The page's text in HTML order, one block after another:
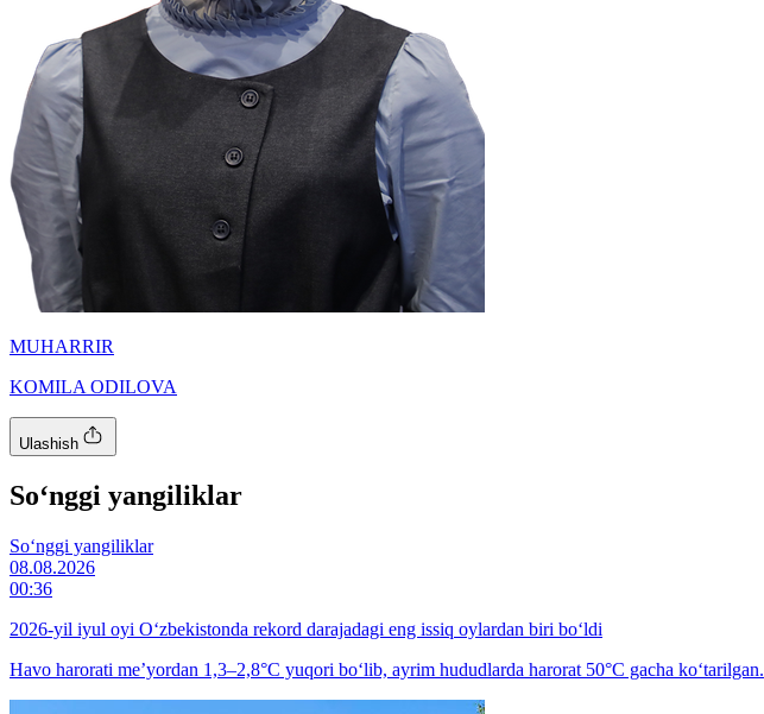
MUHARRIR
KOMILA ODILOVA
Ulashish
So‘nggi yangiliklar
So‘nggi yangiliklar
08.08.2026
00:36
2026-yil iyul oyi O‘zbekistonda rekord darajadagi eng issiq oylardan biri bo‘ldi
Havo harorati me’yordan 1,3–2,8°C yuqori bo‘lib, ayrim hududlarda harorat 50°C gacha ko‘tarilgan.